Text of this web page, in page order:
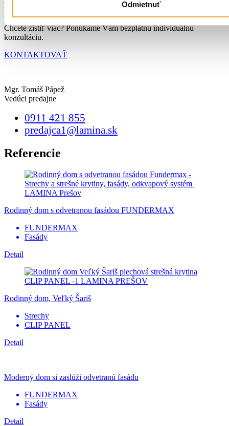
Odmietnuť
Kontaktujte nás!
Chcete zistiť viac? Ponúkame Vám bezplatnú individuálnu
konzultáciu.
KONTAKTOVAŤ
Mgr. Tomáš Pápež
Vedúci predajne
0911 421 855
predajca1@lamina.sk
Referencie
Rodinný dom s odvetranou fasádou FUNDERMAX
FUNDERMAX
Fasády
Detail
Rodinný dom, Veľký Šariš
Strechy
CLIP PANEL
Detail
Moderný dom si zaslúži odvetranú fasádu
FUNDERMAX
Fasády
Detail